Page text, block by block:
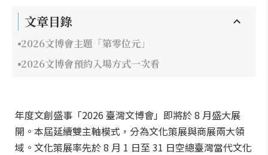
文章目錄
2026文博會主題「第零位元」
2026文博會預約入場方式一次看
年度文創盛事「2026 臺灣文博會」即將於 8 月盛大展
開。本屆延續雙主軸模式，分為文化策展與商展兩大領
域。文化策展率先於 8 月 1 日至 31 日空總臺灣當代文化